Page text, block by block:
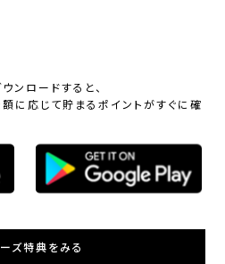
ンロードすると、
に応じて貯まるポイントがすぐに確
ズ特典をみる